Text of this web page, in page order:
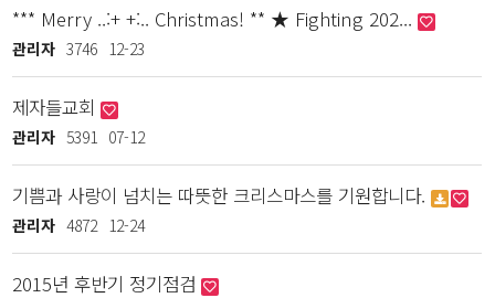
*** Merry ..:+ +:.. Christmas! ** ★ Fighting 202...
관리자 3746 12-23
제자들교회
관리자 5391 07-12
기쁨과 사랑이 넘치는 따뜻한 크리스마스를 기원합니다.
관리자 4872 12-24
2015년 후반기 정기점검